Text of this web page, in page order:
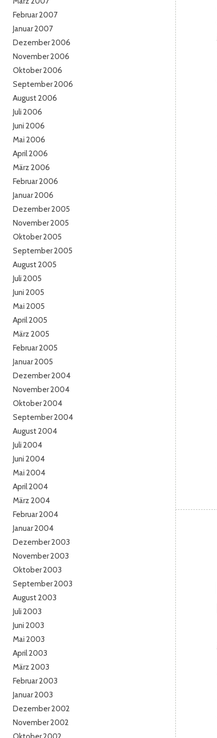
Februar 2007
Januar 2007
Dezember 2006
November 2006
Oktober 2006
September 2006
August 2006
Juli 2006
Juni 2006
Mai 2006
April 2006
März 2006
Februar 2006
Januar 2006
Dezember 2005
November 2005
Oktober 2005
September 2005
August 2005
Juli 2005
Juni 2005
Mai 2005
April 2005
März 2005
Februar 2005
Januar 2005
Dezember 2004
November 2004
Oktober 2004
September 2004
August 2004
Juli 2004
Juni 2004
Mai 2004
April 2004
März 2004
Februar 2004
Januar 2004
Dezember 2003
November 2003
Oktober 2003
September 2003
August 2003
Juli 2003
Juni 2003
Mai 2003
April 2003
März 2003
Februar 2003
Januar 2003
Dezember 2002
November 2002